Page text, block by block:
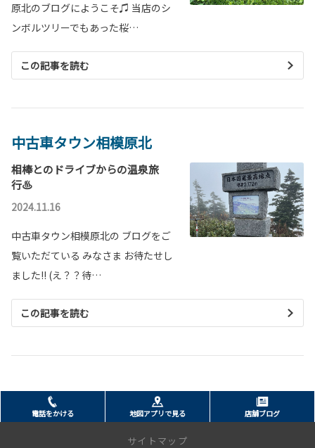
原北のブログにようこそ♫ 当店のシ
ンボルツリーでもあった桜…
この記事を読む
中古車タウン相模原北
相棒とのドライブからの温泉旅
行♨
2024.11.16
中古車タウン相模原北の ブログをご
覧いただている みなさま お待たせし
ました!! (え？？待…
この記事を読む
電話をかける 地図アプリで見る 店舗ブログ
サイトマップ